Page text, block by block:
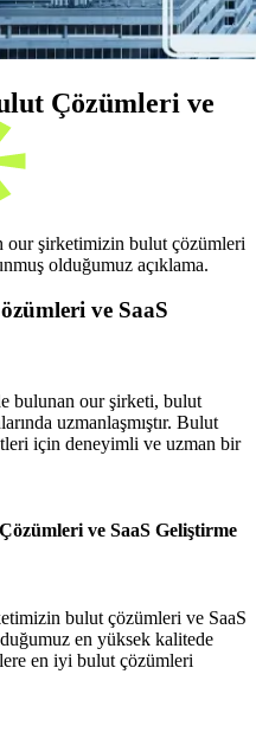
Çözümleri ve
our şirketimizin bulut çözümleri
olduğumuz açıklama.
ve SaaS
bulunan our şirketi, bulut
uzmanlaşmıştır. Bulut
için deneyimli ve uzman bir
ve SaaS Geliştirme
bulut çözümleri ve SaaS
en yüksek kalitede
en iyi bulut çözümleri